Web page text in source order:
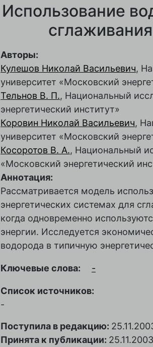
Использование
Авторы:
Кулешов Николай Васильевич,
университет «Московский
Тельнов В. П., Национальный
энергетический институт»
Коровин Николай Васильевич,
университет «Московский
Косоротов В. А., Национальный
«Московский энергетический
Аннотация:
Рассматривается модель
энергетических системах для
когда одновременно
энергии. Исследуется
водорода в типичную
Ключевые слова: -
Список источников:
-
Поступила в редакцию:
Принята к публикации: 25.11.2003